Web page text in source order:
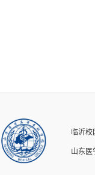
临沂校
山东医